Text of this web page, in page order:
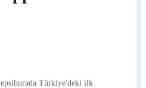
Türkiye'deki ilk